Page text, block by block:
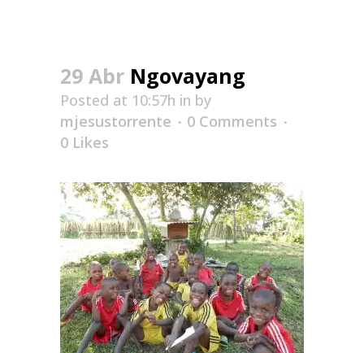
29 Abr Ngovayang
Posted at 10:57h in by
mjesustorrente
0 Comments
0 Likes